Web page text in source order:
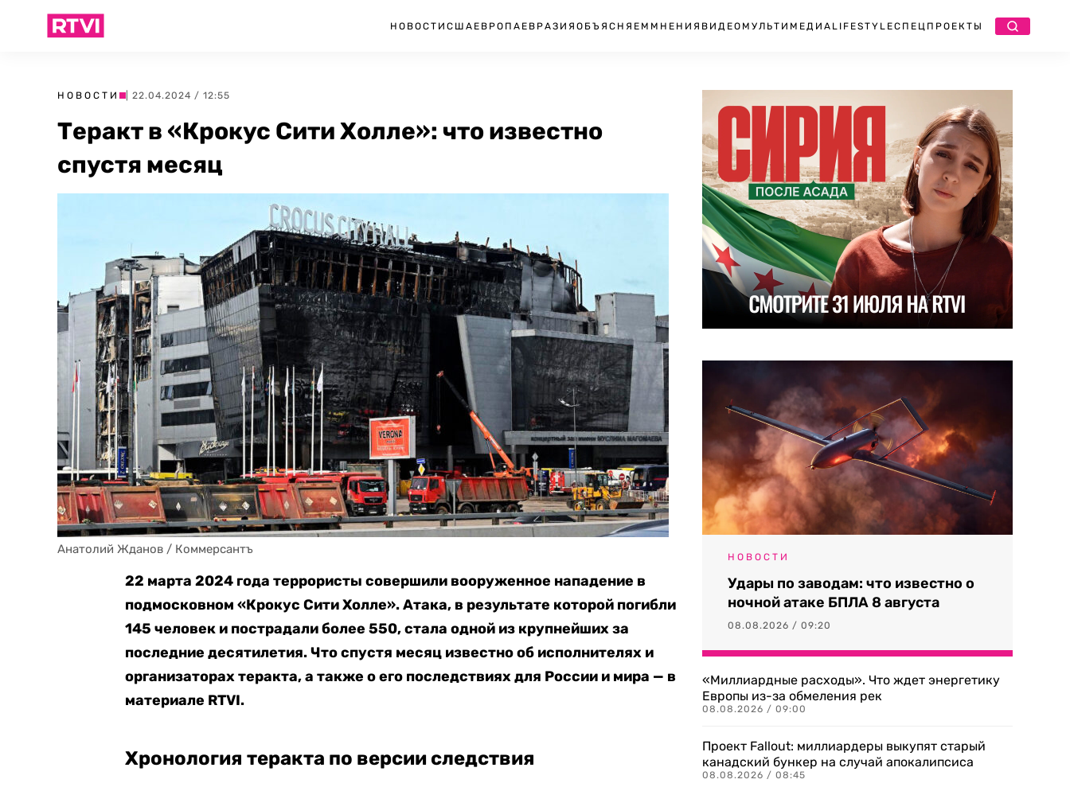
НОВОСТИ США ЕВРОПА ЕВРАЗИЯ ОБЪЯСНЯЕМ МНЕНИЯ ВИДЕО МУЛЬТИМЕДИА LIFESTYLEСПЕЦПРОЕКТЫ
НОВОСТИ | 22.04.2024 / 12:55
Теракт в «Крокус Сити Холле»: что известно
спустя месяц
Анатолий Жданов / Коммерсантъ
22 марта 2024 года террористы совершили вооруженное нападение в
подмосковном «Крокус Сити Холле». Атака, в результате которой погибли
145 человек и пострадали более 550, стала одной из крупнейших за
последние десятилетия. Что спустя месяц известно об исполнителях и
организаторах теракта, а также о его последствиях для России и мира — в
материале RTVI.
Хронология теракта по версии следствия
НОВОСТИ
Удары по заводам: что известно о
ночной атаке БПЛА 8 августа
08.08.2026 / 09:20
«Миллиардные расходы». Что ждет энергетику
Европы из-за обмеления рек
08.08.2026 / 09:00
Проект Fallout: миллиардеры выкупят старый
канадский бункер на случай апокалипсиса
08.08.2026 / 08:45